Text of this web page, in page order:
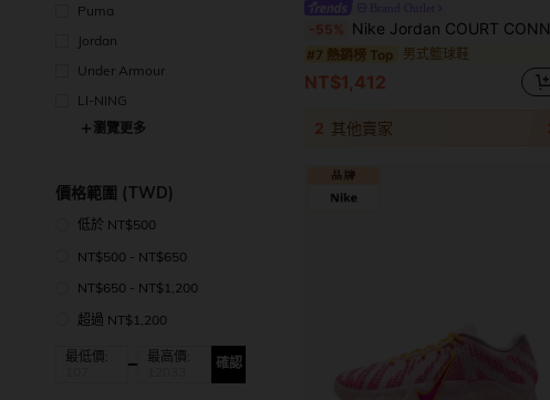
Puma
Jordan
Under Armour
LI-NING
瀏覽更多
價格範圍 (TWD)
低於 NT$500
NT$500 - NT$650
NT$650 - NT$1,200
超過 NT$1,200
最低價: 最高價: 確認
-55% Nike Jordan COURT CONNECT 舒適貼合 低筒 復古籃球鞋 男款 白紅
#7 熱銷榜 Top 男式籃球鞋
NT$1,412
2 其他賣家